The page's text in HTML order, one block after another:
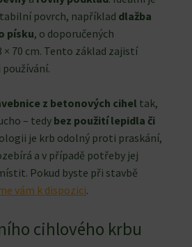
povrch, například dlažba
písku, o doporučených
× 70 cm. Tento základ zajistí
z betonových cihel tak,
– tedy bez použití lepidla či
je krb odolný proti praskání,
a v případě potřeby jej
Pokud byste při stavbě
vám k dispozici.
cihlového krbu